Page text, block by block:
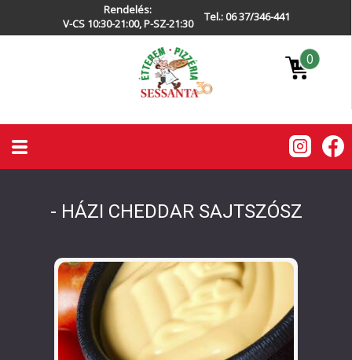
Rendelés:
V-CS 10:30-21:00, P-SZ-21:30
Tel.: 06 37/346-441
0
- HÁZI CHEDDAR SAJTSZÓSZ